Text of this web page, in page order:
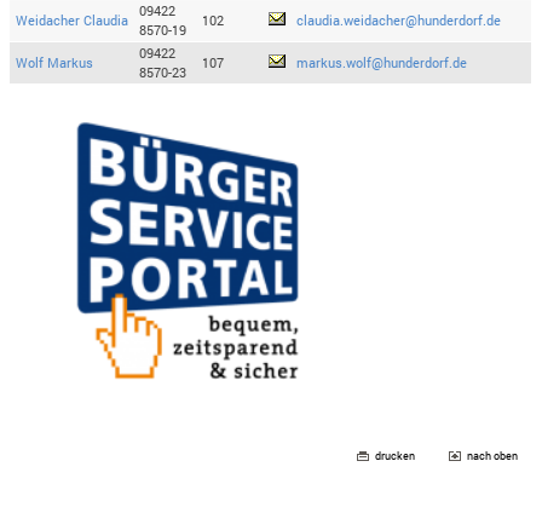
Weidacher Claudia
09422
8570-19
102 claudia.weidacher@hunderdorf.de
Wolf Markus
09422
8570-23
107 markus.wolf@hunderdorf.de
drucken nach oben